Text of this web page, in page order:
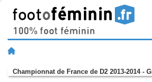
Championnat de France de D2 2013-2014 -